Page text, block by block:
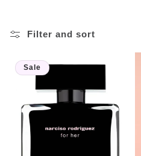
:
Filter and sort
Sale